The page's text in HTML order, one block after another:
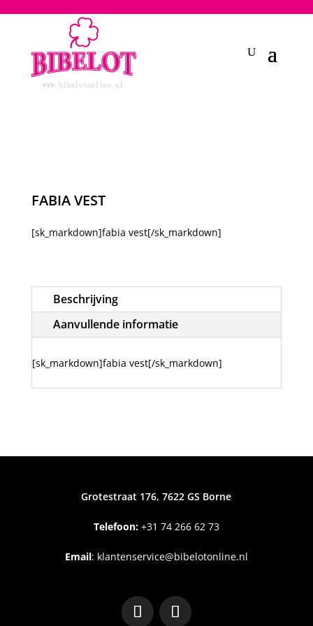
FABIA VEST
[sk_markdown]fabia vest[/sk_markdown]
Beschrijving
Aanvullende informatie
[sk_markdown]fabia vest[/sk_markdown]
Grotestraat 176, 7622 GS Borne
Telefoon:+31 74 266 62 73
Email: klantenservice@bibelotonline.nl